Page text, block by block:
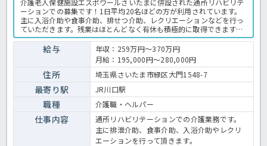
ーションでの募集です！1日平均20名ほどの方が利用されています。
主に入浴介助や食事介助、排せつ介助、レクリエーションなどを行っ
ていただきます。残業はほとんどなく有休も積極的に取得できますの
で、子育て世代の方も多数活躍中♬介護福祉士資格取得を目指す方へ
の支援制度もあり、必要な費用は法人が全額負担◎現在介護職員の
60％以上が介護福祉士と、知識、技術ともに高水準のケアを行ってお
り学びの多い職場ですよ。子育て中の方にうれしい、保育費や学童保
育費への補助制度もございます。お子様がいらっしゃる方、無資格・
未経験でもこれから介護のプロとして学んでいきたい方、夜勤のない
お仕事をお探しの方、ご応募お待ちしています♪デイケアでの介護業
務全般です。＜介護職 正職員 デイケアの求人＞
給与
年収：259万円～370万円
月給：195,000円～280,000円
住所 埼玉県さいたま市緑区大門1548-7
最寄り駅 JR川口駅
職種 介護職・ヘルパー
仕事内容
通所リハビリテーションでの介護業務です。
主に排泄介助、食事介助、入浴介助やレクリ
エーションを行って頂きます。